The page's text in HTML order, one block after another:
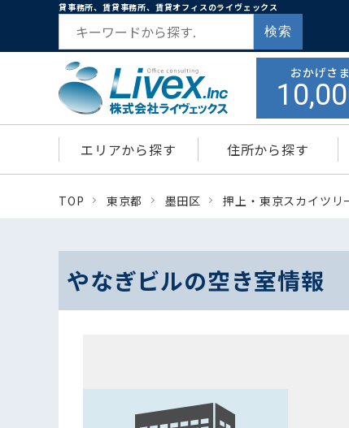
貸事務所、賃貸事務所、賃貸オフィスのライヴェックス
検索
おかげさ
エリアから探す 住所から探す
TOP 東京都 墨田区 押上・東京スカイツリ
やなぎビルの空き室情報